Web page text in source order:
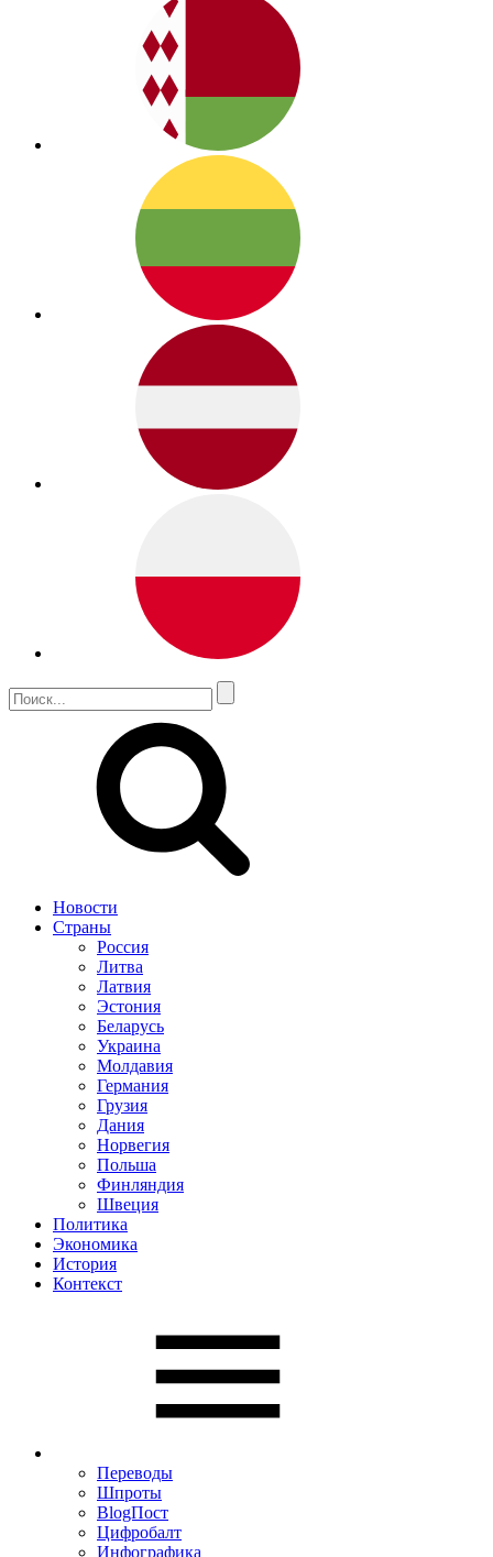
Новости
Страны
Россия
Литва
Латвия
Эстония
Беларусь
Украина
Молдавия
Германия
Грузия
Дания
Норвегия
Польша
Финляндия
Швеция
Политика
Экономика
История
Контекст
Переводы
Шпроты
BlogПост
Цифробалт
Инфографика